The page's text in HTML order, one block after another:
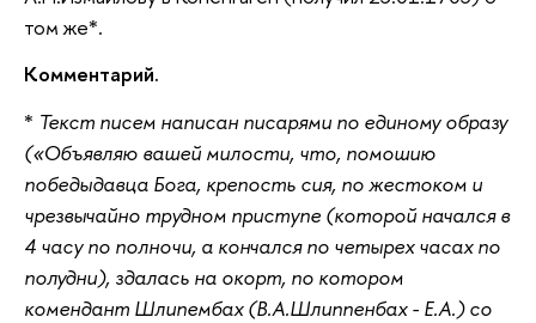
том же*.
Комментарий.
* Текст писем написан писарями по единому образу
(«Объявляю вашей милости, что, помошию
победыдавца Бога, крепость сия, по жестоком и
чрезвычайно трудном приступе (которой начался в
4 часу по полночи, а кончался по четырех часах по
полудни), здалась на окорт, по котором
комендант Шлипембах (В.А.Шлиппенбах - Е.А.) со